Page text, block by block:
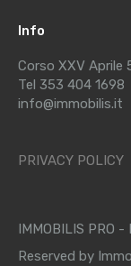
Info
Corso XXV Aprile
Tel 353 404 1698
info@immobilis.it
PRIVACY POLICY
IMMOBILIS PRO
Reserved by